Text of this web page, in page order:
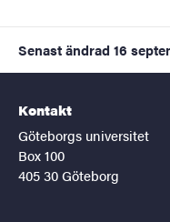
Senast ändrad 16
Kontakt
Göteborgs universitet
Box 100
405 30 Göteborg